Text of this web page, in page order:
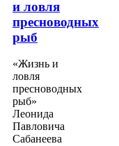
и ловля
пресноводных
рыб
«Жизнь и
ловля
пресноводных
рыб»
Леонида
Павловича
Сабанеева